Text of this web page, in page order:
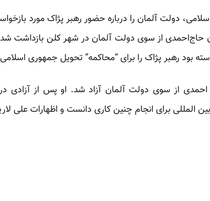
دولت آلمان را درباره حضور رهبر پژاک مورد
که عبدالرحمان حاج‌احمدی از سوی دولت آلمان در شهر کلن
بود رهبر پژاک را برای “محاکمه” تحویل جمهوری
از سوی دولت آلمان آزاد شد. او پس از آزادی
المللی برای انجام چنین کاری دانست و اظهارات علی